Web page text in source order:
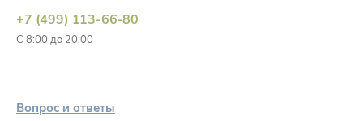
+7 (499) 113-66-80
С 8:00 до 20:00
Вопрос и ответы